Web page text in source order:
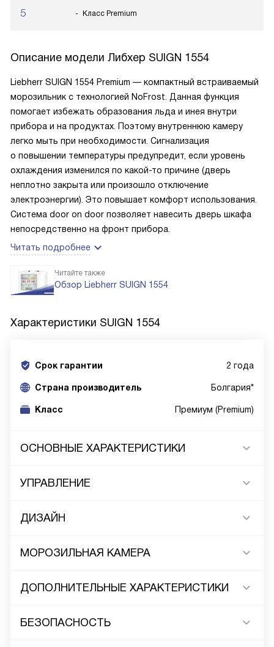
5 Класс Premium
Описание модели Либхер SUIGN 1554
Liebherr SUIGN 1554 Premium — компактный встраиваемый
морозильник с технологией NoFrost. Данная функция
помогает избежать образования льда и инея внутри
прибора и на продуктах. Поэтому внутреннюю камеру
легко мыть при необходимости. Сигнализация
о повышении температуры предупредит, если уровень
охлаждения изменился по какой-то причине (дверь
неплотно закрыта или произошло отключение
электроэнергии). Это повышает комфорт использования.
Система door on door позволяет навесить дверь шкафа
непосредственно на фронт прибора.
Читать подробнее
Читайте также
Обзор Liebherr SUIGN 1554
Характеристики SUIGN 1554
Срок гарантии 2 года
Cтрана производитель Болгария*
Класс Премиум (Premium)
ОСНОВНЫЕ ХАРАКТЕРИСТИКИ
УПРАВЛЕНИЕ
ДИЗАЙН
МОРОЗИЛЬНАЯ КАМЕРА
ДОПОЛНИТЕЛЬНЫЕ ХАРАКТЕРИСТИКИ
БЕЗОПАСНОСТЬ